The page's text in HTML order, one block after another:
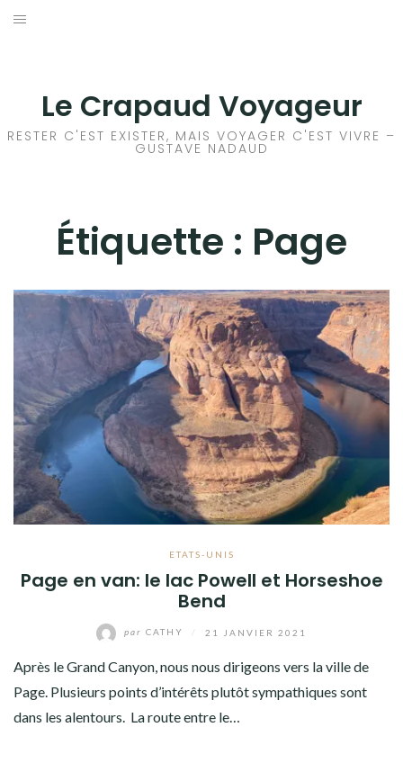
Aller
Le Crapaud Voyageur
RESTER C'EST EXISTER, MAIS VOYAGER C'EST VIVRE –
GUSTAVE NADAUD
Étiquette : Page
ETATS-UNIS
Page en van: le lac Powell et Horseshoe
Bend
par CATHY 21 JANVIER 2021
Après le Grand Canyon, nous nous dirigeons vers la ville de
Page. Plusieurs points d’intérêts plutôt sympathiques sont
dans les alentours. La route entre le…
EUROPE
AMÉRIQUE DU NORD
AMÉRIQUE CENTRALE
AMÉRIQUE DU SUD
TOUR DU MONDE 2020-2021
CONTACT